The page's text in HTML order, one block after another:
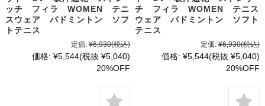
ッチ フィラ WOMEN テニ
スウェア バドミントン ソフ
トテニス
定価: ¥6,930(税込)
価格: ¥5,544(税抜 ¥5,040)
20%OFF
チ フィラ WOMEN テニス
ウェア バドミントン ソフト
テニス
定価: ¥6,930(税込)
価格: ¥5,544(税抜 ¥5,040)
20%OFF